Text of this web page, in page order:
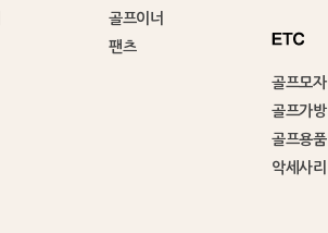
골프이너
팬츠
골프모자
골프가방
골프용품
악세사리